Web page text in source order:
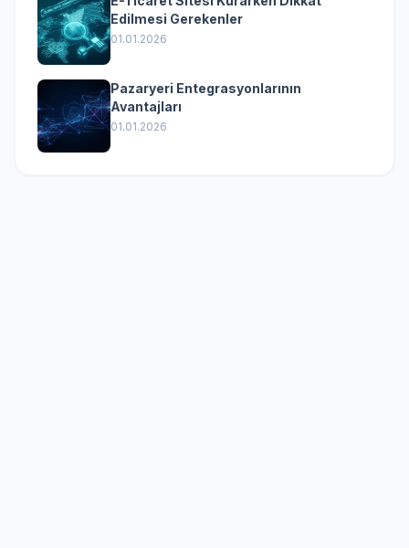
Edilmesi Gerekenler
01.01.2026
Pazaryeri Entegrasyonlarının
Avantajları
01.01.2026